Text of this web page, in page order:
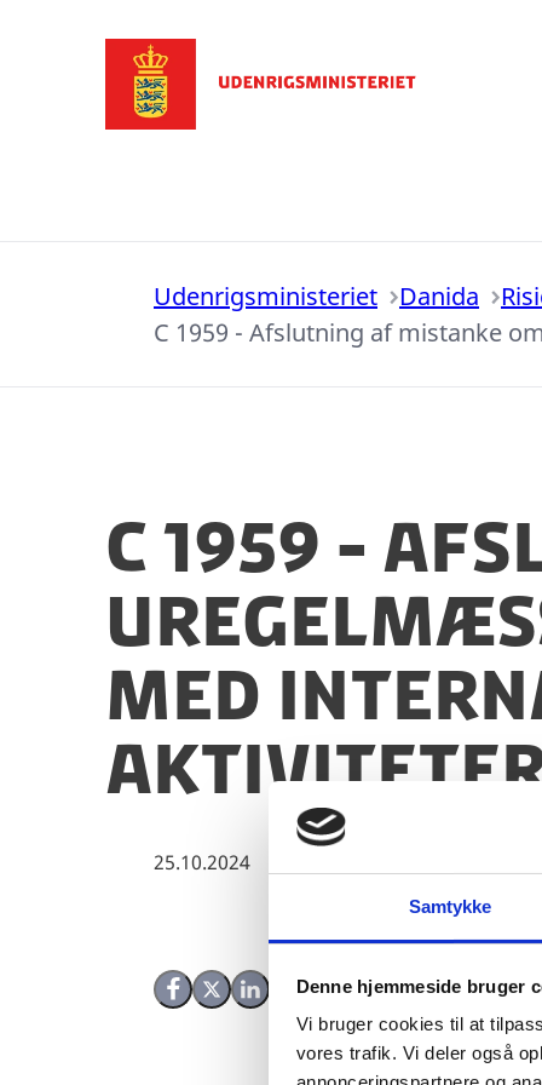
Samtykke
Denne hjemmeside bruger
Vi bruger cookies til at
vores trafik. Vi deler også
Udenrigsministeriet Danida
C 1959 - Afslutning af mistanke
C 1959 -
med
aktiviteter
25.10.2024
Del på Facebook
Del på X (Twitter)
Del på LinkedIn